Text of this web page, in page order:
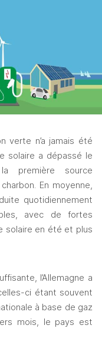
verte n’a jamais été
solaire a dépassé le
première source
En moyenne,
quotidiennement
avec de fortes
solaire en été et plus
l’Allemagne a
ci étant souvent
à base de gaz
mois, le pays est